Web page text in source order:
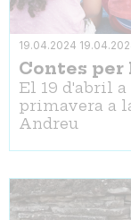
19.04.2024
Contes per
El 19 d'abril a
primavera a
Andreu